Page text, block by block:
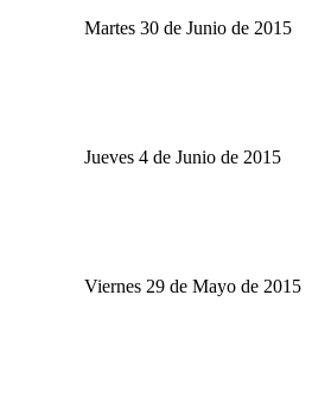
Martes 30 de Junio de 2015
Jueves 4 de Junio de 2015
Viernes 29 de Mayo de 2015